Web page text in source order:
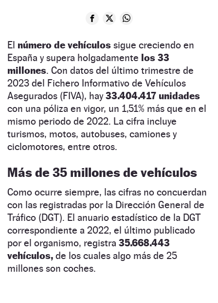
El número de vehículos sigue creciendo en
España y supera holgadamente los 33
millones. Con datos del último trimestre de
2023 del Fichero Informativo de Vehículos
Asegurados (FIVA), hay33.404.417 unidades
con una póliza en vigor, un 1,51% más que en el
mismo periodo de 2022. La cifra incluye
turismos, motos, autobuses, camiones y
ciclomotores, entre otros.
Más de 35 millones de vehículos
Como ocurre siempre, las cifras no concuerdan
con las registradas por la Dirección General de
Tráfico (DGT). El anuario estadístico de la DGT
correspondiente a 2022, el último publicado
por el organismo, registra 35.668.443
vehículos, de los cuales algo más de 25
millones son coches.